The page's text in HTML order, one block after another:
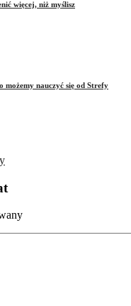
więcej, niż myślisz
możemy nauczyć się od Strefy